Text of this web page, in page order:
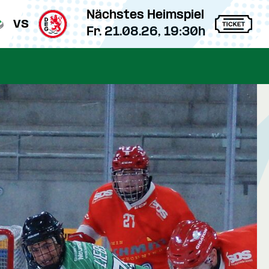
vs
Nächstes Heimspiel
Fr. 21.08.26, 19:30h